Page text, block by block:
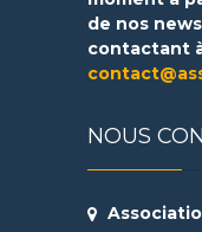
de nos
contactant
NOUS